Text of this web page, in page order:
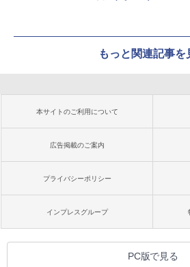
もっと関連記事を
本サイトのご利用について
広告掲載のご案内
プライバシーポリシー
インプレスグループ
PC版で見る